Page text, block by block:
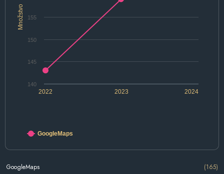
Množstvo
2022 2023 2024
140
145
150
155
GoogleMaps
GoogleMaps (165)